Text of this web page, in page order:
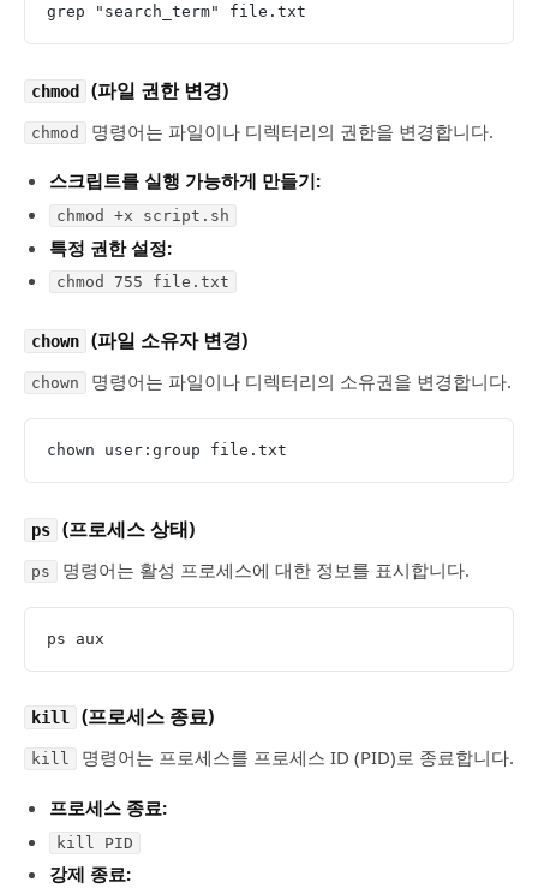
grep "search_term" file.txt
chmod (파일 권한 변경)
chmod 명령어는 파일이나 디렉터리의 권한을 변경합니다.
스크립트를 실행 가능하게 만들기:
chmod +x script.sh
특정 권한 설정:
chmod 755 file.txt
chown (파일 소유자 변경)
chown 명령어는 파일이나 디렉터리의 소유권을 변경합니다.
chown user:group file.txt
ps (프로세스 상태)
ps 명령어는 활성 프로세스에 대한 정보를 표시합니다.
ps aux
kill (프로세스 종료)
kill 명령어는 프로세스를 프로세스 ID (PID)로 종료합니다.
프로세스 종료:
kill PID
강제 종료: